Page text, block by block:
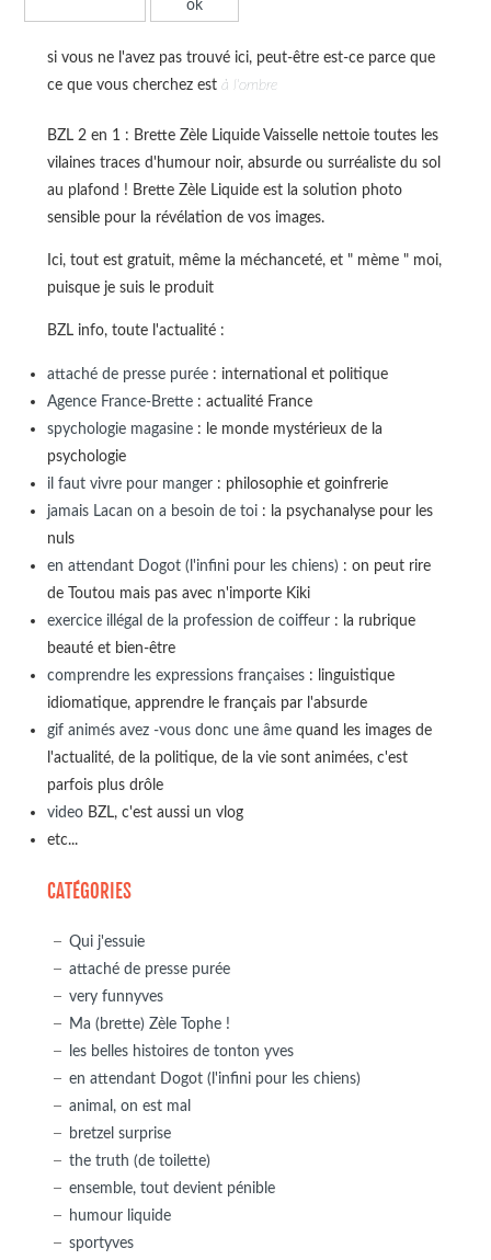
si vous ne l'avez pas trouvé ici, peut-être est-ce parce que
ce que vous cherchez est à l'ombre
BZL 2 en 1 : Brette Zèle Liquide Vaisselle nettoie toutes les
vilaines traces d'humour noir, absurde ou surréaliste du sol
au plafond ! Brette Zèle Liquide est la solution photo
sensible pour la révélation de vos images.
Ici, tout est gratuit, même la méchanceté, et " mème " moi,
puisque je suis le produit
BZL info, toute l'actualité :
attaché de presse purée: international et politique
Agence France-Brette: actualité France
spychologie magasine: le monde mystérieux de la
psychologie
il faut vivre pour manger: philosophie et goinfrerie
jamais Lacan on a besoin de toi: la psychanalyse pour les
nuls
en attendant Dogot (l'infini pour les chiens): on peut rire
de Toutou mais pas avec n'importe Kiki
exercice illégal de la profession de coiffeur: la rubrique
beauté et bien-être
comprendre les expressions françaises: linguistique
idiomatique, apprendre le français par l'absurde
gif animés avez -vous donc une âmequand les images de
l'actualité, de la politique, de la vie sont animées, c'est
parfois plus drôle
videoBZL, c'est aussi un vlog
etc...
CATÉGORIES
Qui j'essuie
attaché de presse purée
very funnyves
Ma (brette) Zèle Tophe !
les belles histoires de tonton yves
en attendant Dogot (l'infini pour les chiens)
animal, on est mal
bretzel surprise
the truth (de toilette)
ensemble, tout devient pénible
humour liquide
sportyves